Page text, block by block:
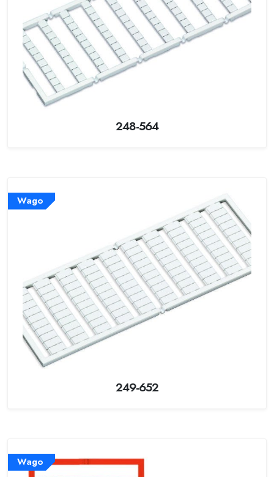
248-564
Wago
249-652
Wago